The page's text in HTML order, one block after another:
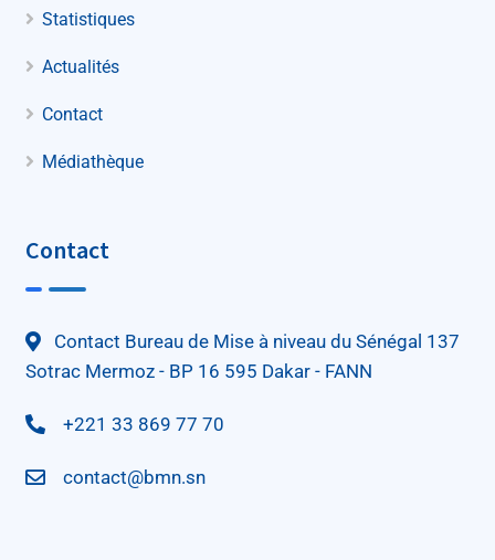
Statistiques
Actualités
Contact
Médiathèque
Contact
Contact Bureau de Mise à niveau du Sénégal 137
Sotrac Mermoz - BP 16 595 Dakar - FANN
+221 33 869 77 70
contact@bmn.sn